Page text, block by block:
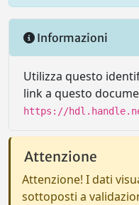
Informazioni
Utilizza questo
link a questo
https://
Attenzione
Attenzione! I dati
sottoposti a